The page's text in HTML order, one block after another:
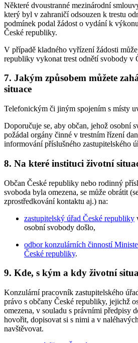
Některé dvoustranné mezinárodní
který byl v zahraničí odsouzen k trestu
podmínek podal žádost o vydání k
České republiky.
V případě kladného vyřízení žádosti
republiky vykonat trest odnětí svobody v
7. Jakým způsobem můžete
situace
Telefonickým či jiným spojením s místy
Doporučuje se, aby občan, jehož osobní
požádal orgány činné v trestním řízení
informování příslušného zastupitelského
8. Na které instituci životní
Občan České republiky nebo rodinný
svoboda byla omezena, se může obrátit
zprostředkování kontaktu aj.) na:
zastupitelský úřad České republiky
osobní svobody došlo,
odbor konzulárních činností
České republiky.
9. Kde, s kým a kdy životní
Konzulární pracovník zastupitelského
právo s občany České republiky, jejichž
omezena, v souladu s právními předpisy
hovořit, dopisovat si s nimi a v
navštěvovat.